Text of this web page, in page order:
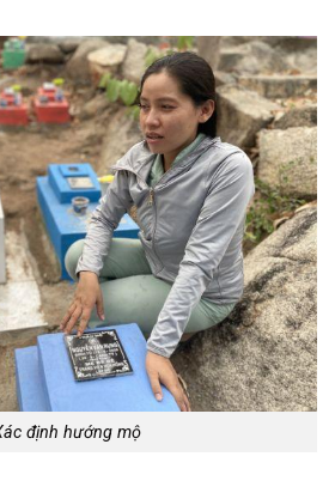
định hướng mộ